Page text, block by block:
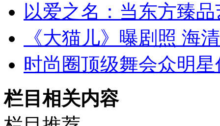
以爱之名：当东方臻
《大猫儿》曝剧照 海
时尚圈顶级舞会众明
栏目相关内容